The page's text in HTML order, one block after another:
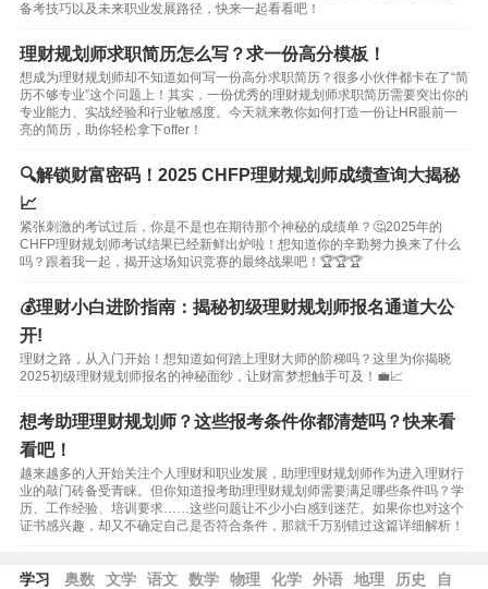
备考技巧以及未来职业发展路径，快来一起看看吧！
理财规划师求职简历怎么写？求一份高分模板！
想成为理财规划师却不知道如何写一份高分求职简历？很多小伙伴都卡在了“简
历不够专业”这个问题上！其实，一份优秀的理财规划师求职简历需要突出你的
专业能力、实战经验和行业敏感度。今天就来教你如何打造一份让HR眼前一
亮的简历，助你轻松拿下offer！
🔍解锁财富密码！2025 CHFP理财规划师成绩查询大揭秘
📈
紧张刺激的考试过后，你是不是也在期待那个神秘的成绩单？🤔2025年的
CHFP理财规划师考试结果已经新鲜出炉啦！想知道你的辛勤努力换来了什么
吗？跟着我一起，揭开这场知识竞赛的最终战果吧！🏆🏆🏆
💰理财小白进阶指南：揭秘初级理财规划师报名通道大公
开!
理财之路，从入门开始！想知道如何踏上理财大师的阶梯吗？这里为你揭晓
2025初级理财规划师报名的神秘面纱，让财富梦想触手可及！💼📈
想考助理理财规划师？这些报考条件你都清楚吗？快来看
看吧！
越来越多的人开始关注个人理财和职业发展，助理理财规划师作为进入理财行
业的敲门砖备受青睐。但你知道报考助理理财规划师需要满足哪些条件吗？学
历、工作经验、培训要求……这些问题让不少小白感到迷茫。如果你也对这个
证书感兴趣，却又不确定自己是否符合条件，那就千万别错过这篇详细解析！
学习 奥数 文学 语文 数学 物理 化学 外语 地理 历史
自